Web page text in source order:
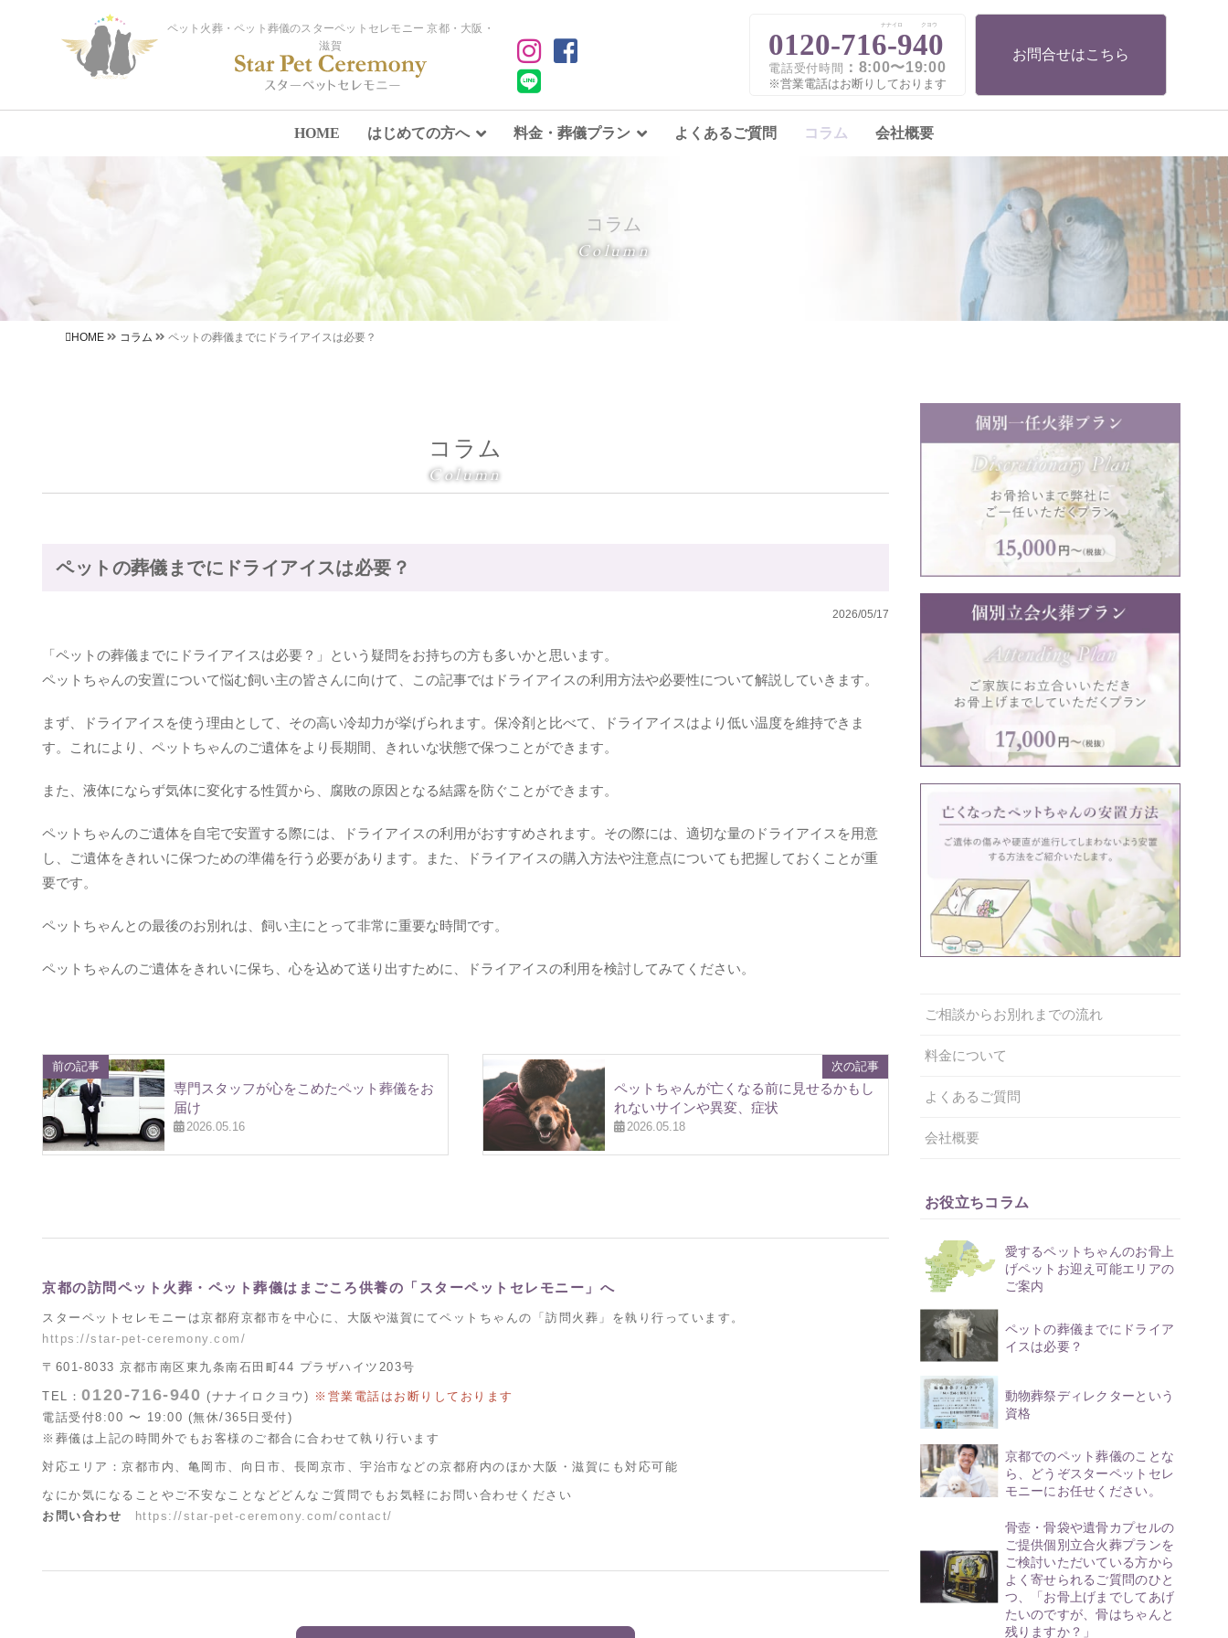
ペット火葬・ペット葬儀のスターペットセレモニー 京都・大阪・
滋賀
ナナイロ クヨウ
0120-716-940
電話受付時間 ：8:00〜19:00
※営業電話はお断りしております
お問合せはこちら
HOME はじめての方へ 料金・葬儀プラン よくあるご質問 コラム 会社概要
コラム
Column
HOME コラム ペットの葬儀までにドライアイスは必要？
コラム
Column
ペットの葬儀までにドライアイスは必要？
2026/05/17
「ペットの葬儀までにドライアイスは必要？」という疑問をお持ちの方も多いかと思います。
ペットちゃんの安置について悩む飼い主の皆さんに向けて、この記事ではドライアイスの利用方法や必要性について解説していきます。
まず、ドライアイスを使う理由として、その高い冷却力が挙げられます。保冷剤と比べて、ドライアイスはより低い温度を維持できま
す。これにより、ペットちゃんのご遺体をより長期間、きれいな状態で保つことができます。
また、液体にならず気体に変化する性質から、腐敗の原因となる結露を防ぐことができます。
ペットちゃんのご遺体を自宅で安置する際には、ドライアイスの利用がおすすめされます。その際には、適切な量のドライアイスを用意
し、ご遺体をきれいに保つための準備を行う必要があります。また、ドライアイスの購入方法や注意点についても把握しておくことが重
要です。
ペットちゃんとの最後のお別れは、飼い主にとって非常に重要な時間です。
ペットちゃんのご遺体をきれいに保ち、心を込めて送り出すために、ドライアイスの利用を検討してみてください。
前の記事
専門スタッフが心をこめたペット葬儀をお
届け
2026.05.16
次の記事
ペットちゃんが亡くなる前に見せるかもし
れないサインや異変、症状
2026.05.18
京都の訪問ペット火葬・ペット葬儀はまごころ供養の「スターペットセレモニー」へ
スターペットセレモニーは京都府京都市を中心に、大阪や滋賀にてペットちゃんの「訪問火葬」を執り行っています。
https://star-pet-ceremony.com/
〒601-8033 京都市南区東九条南石田町44 プラザハイツ203号
TEL：0120-716-940 (ナナイロクヨウ) ※営業電話はお断りしております
電話受付8:00 〜 19:00 (無休/365日受付)
※葬儀は上記の時間外でもお客様のご都合に合わせて執り行います
対応エリア：京都市内、亀岡市、向日市、長岡京市、宇治市などの京都府内のほか大阪・滋賀にも対応可能
なにか気になることやご不安なことなどどんなご質問でもお気軽にお問い合わせください
お問い合わせ
https://star-pet-ceremony.com/contact/
ご相談からお別れまでの流れ
料金について
よくあるご質問
会社概要
お役立ちコラム
愛するペットちゃんのお骨上
げペットお迎え可能エリアの
ご案内
ペットの葬儀までにドライア
イスは必要？
動物葬祭ディレクターという
資格
京都でのペット葬儀のことな
ら、どうぞスターペットセレ
モニーにお任せください。
骨壺・骨袋や遺骨カプセルの
ご提供個別立合火葬プランを
ご検討いただいている方から
よく寄せられるご質問のひと
つ、「お骨上げまでしてあげ
たいのですが、骨はちゃんと
残りますか？」